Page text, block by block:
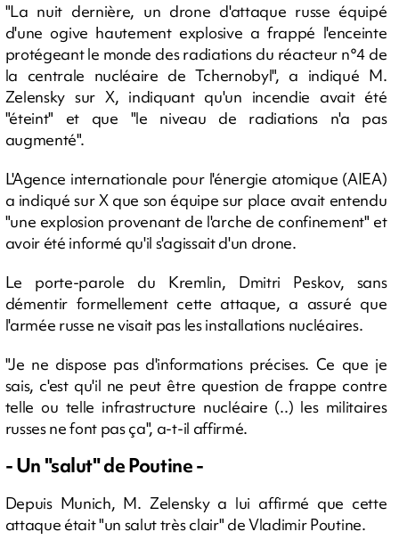
"La nuit dernière, un drone d'attaque russe équipé
d'une ogive hautement explosive a frappé l'enceinte
protégeant le monde des radiations du réacteur n°4 de
la centrale nucléaire de Tchernobyl", a indiqué M.
Zelensky sur X, indiquant qu'un incendie avait été
"éteint" et que "le niveau de radiations n'a pas
augmenté".
L'Agence internationale pour l'énergie atomique (AIEA)
a indiqué sur X que son équipe sur place avait entendu
"une explosion provenant de l'arche de confinement" et
avoir été informé qu'il s'agissait d'un drone.
Le porte-parole du Kremlin, Dmitri Peskov, sans
démentir formellement cette attaque, a assuré que
l'armée russe ne visait pas les installations nucléaires.
"Je ne dispose pas d'informations précises. Ce que je
sais, c'est qu'il ne peut être question de frappe contre
telle ou telle infrastructure nucléaire (..) les militaires
russes ne font pas ça", a-t-il affirmé.
- Un "salut" de Poutine -
Depuis Munich, M. Zelensky a lui affirmé que cette
attaque était "un salut très clair" de Vladimir Poutine.